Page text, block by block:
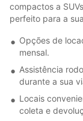
compactos a
perfeito para a
Opções de
mensal.
Assistência
durante a sua
Locais
coleta e